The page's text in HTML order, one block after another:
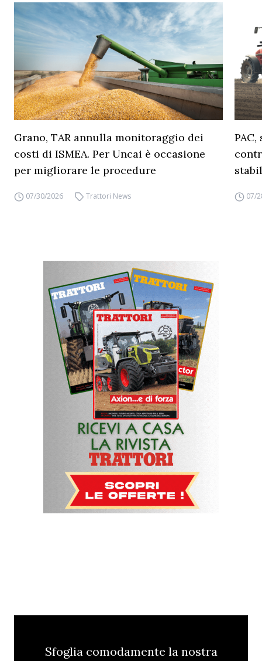
Grano, TAR annulla monitoraggio dei
costi di ISMEA. Per Uncai è occasione
per migliorare le procedure
07/30/2026 Trattori News 07/
Sfoglia comodamente la nostra